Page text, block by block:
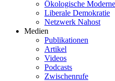
Ökolo­gische Moderne
Liberale Demokratie
Netzwerk Nahost
Medien
Publi­ka­tionen
Artikel
Videos
Podcasts
Zwischenrufe